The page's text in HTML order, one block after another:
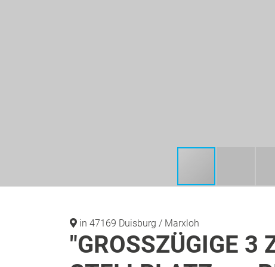
in 47169 Duisburg / Marxloh
"GROSSZÜGIGE 3